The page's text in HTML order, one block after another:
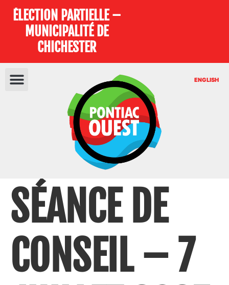
ÉLECTION PARTIELLE –
MUNICIPALITÉ DE
CHICHESTER
ENGLISH
SÉANCE DE
CONSEIL – 7